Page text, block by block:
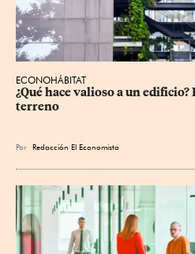
ECONOHÁBITAT
¿Qué hace valioso a un
terreno
Por Redacción El Economista